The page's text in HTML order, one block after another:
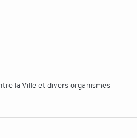
la Ville et divers organismes